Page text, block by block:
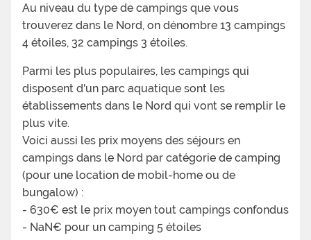
Au niveau du type de campings que vous
trouverez dans le Nord, on dénombre 13 campings
4 étoiles, 32 campings 3 étoiles.
Parmi les plus populaires, les campings qui
disposent d'un parc aquatique sont les
établissements dans le Nord qui vont se remplir le
plus vite.
Voici aussi les prix moyens des séjours en
campings dans le Nord par catégorie de camping
(pour une location de mobil-home ou de
bungalow) :
- 630€ est le prix moyen tout campings confondus
- NaN€ pour un camping 5 étoiles